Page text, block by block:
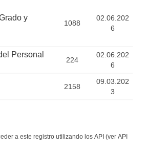
y
1088
02.06.202
6
Personal
224
02.06.202
6
2158
09.03.202
3
a este registro utilizando los API (ver API